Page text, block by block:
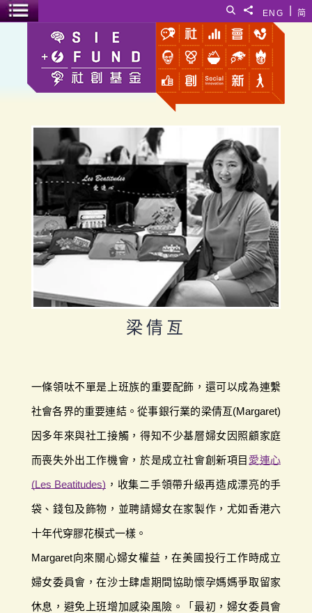
简
ENG
分享給
搜尋
選單開關
梁倩亙
一條領呔不單是上班族的重要配飾，還可以成為連繫
社會各界的重要連結。從事銀行業的梁倩亙(Margaret)
因多年來與社工接觸，得知不少基層婦女因照顧家庭
而喪失外出工作機會，於是成立社會創新項目 愛連心
(Les Beatitudes) ，收集二手領帶升級再造成漂亮的手
袋、錢包及飾物，並聘請婦女在家製作，尤如香港六
十年代穿膠花模式一樣。
Margaret向來關心婦女權益，在美國投行工作時成立
婦女委員會，在沙士肆虐期間協助懷孕媽媽爭取留家
休息，避免上班增加感染風險。「最初，婦女委員會